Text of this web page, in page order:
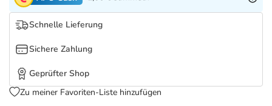
Schnelle Lieferung
Sichere Zahlung
Geprüfter Shop
Zu meiner Favoriten-Liste hinzufügen